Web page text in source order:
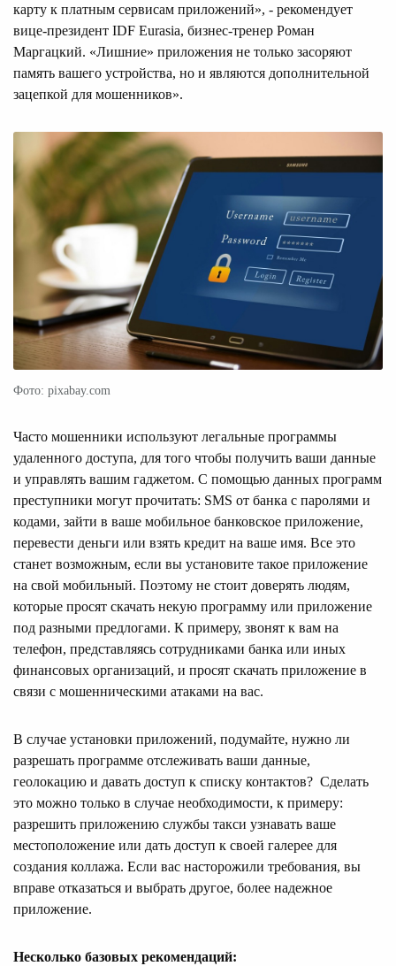
карту к платным сервисам приложений», - рекомендует
вице-президент IDF Eurasia, бизнес-тренер Роман
Маргацкий. «Лишние» приложения не только засоряют
память вашего устройства, но и являются дополнительной
зацепкой для мошенников».
Фото: pixabay.com
Часто мошенники используют легальные программы
удаленного доступа, для того чтобы получить ваши данные
и управлять вашим гаджетом. С помощью данных программ
преступники могут прочитать: SMS от банка с паролями и
кодами, зайти в ваше мобильное банковское приложение,
перевести деньги или взять кредит на ваше имя. Все это
станет возможным, если вы установите такое приложение
на свой мобильный. Поэтому не стоит доверять людям,
которые просят скачать некую программу или приложение
под разными предлогами. К примеру, звонят к вам на
телефон, представляясь сотрудниками банка или иных
финансовых организаций, и просят скачать приложение в
связи с мошенническими атаками на вас.
В случае установки приложений, подумайте, нужно ли
разрешать программе отслеживать ваши данные,
геолокацию и давать доступ к списку контактов? Сделать
это можно только в случае необходимости, к примеру:
разрешить приложению службы такси узнавать ваше
местоположение или дать доступ к своей галерее для
создания коллажа. Если вас насторожили требования, вы
вправе отказаться и выбрать другое, более надежное
приложение.
Несколько базовых рекомендаций: